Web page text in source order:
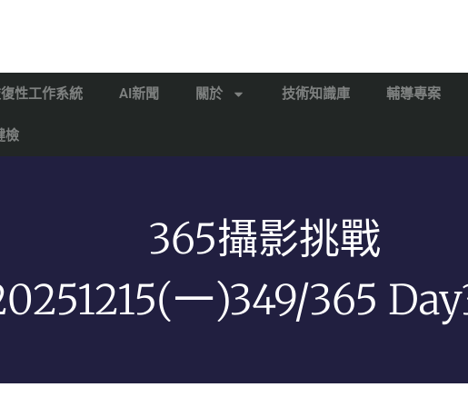
性工作系統 AI新聞 關於 技術知識庫 輔導專案
檢
365攝影挑戰
一)349/365